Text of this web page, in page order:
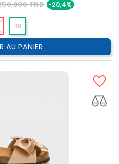
TND -20,4% Prix
39
AU PANIER